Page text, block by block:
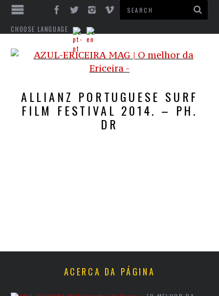
CHOOSE LANGUAGE
ALLIANZ PORTUGUESE SURF
FILM FESTIVAL 2014. – PH.
DR
ACERCA DA PÁGINA